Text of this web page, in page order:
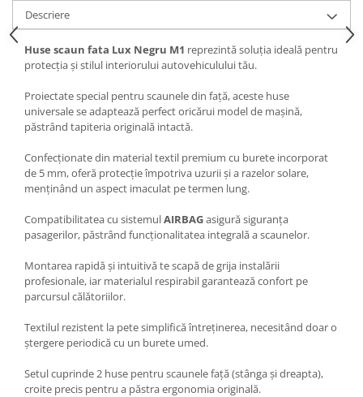
Aditivi DPF, Sistem Racire si
Servodirectie
Antigel
Produse Intretinere si Detailing
Lubrifianti si Spray-uri de Curatare
Vopsitorie, Chituri si Adezivi
Curatare si Detailing Exterior
Articole Auto Sezoniere
Produse de Iarna
Cabluri Pornire
Produse de Vara
Descriere
Huse scaun fata Lux Negru M1 reprezintă soluția ideală pentru
protecția și stilul interiorului autovehiculului tău.
Proiectate special pentru scaunele din față, aceste huse
universale se adaptează perfect oricărui model de mașină,
păstrând tapiteria originală intactă.
Confecționate din material textil premium cu burete incorporat
de 5 mm, oferă protecție împotriva uzurii și a razelor solare,
menținând un aspect imaculat pe termen lung.
Compatibilitatea cu sistemulAIRBAGasigură siguranța
pasagerilor, păstrând funcționalitatea integrală a scaunelor.
Montarea rapidă și intuitivă te scapă de grija instalării
profesionale, iar materialul respirabil garantează confort pe
parcursul călătoriilor.
Textilul rezistent la pete simplifică întreținerea, necesitând doar o
ștergere periodică cu un burete umed.
Setul cuprinde 2 huse pentru scaunele față (stânga și dreapta),
croite precis pentru a păstra ergonomia originală.